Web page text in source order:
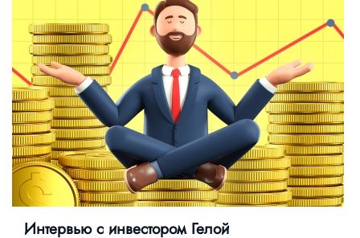
Интервью с инвестором Гелой